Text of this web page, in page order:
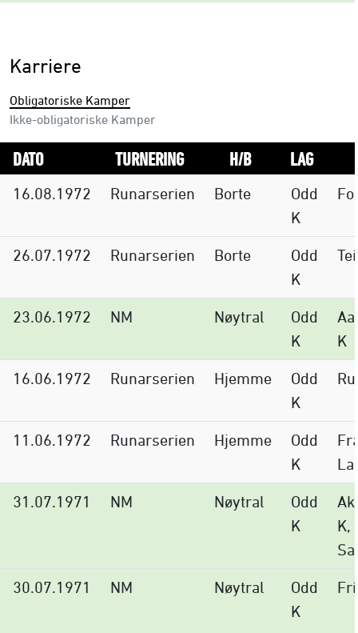
Karriere
Obligatoriske Kamper
Ikke-obligatoriske Kamper
DATO TURNERING H/B LAG
16.08.1972 Runarserien Borte
Odd
K
26.07.1972 Runarserien Borte
Odd
K
23.06.1972 NM Nøytral
Odd
K
K
16.06.1972 Runarserien Hjemme
Odd
K
11.06.1972 Runarserien Hjemme
Odd
K
31.07.1971 NM Nøytral
Odd
K
K,
30.07.1971 NM Nøytral
Odd
K